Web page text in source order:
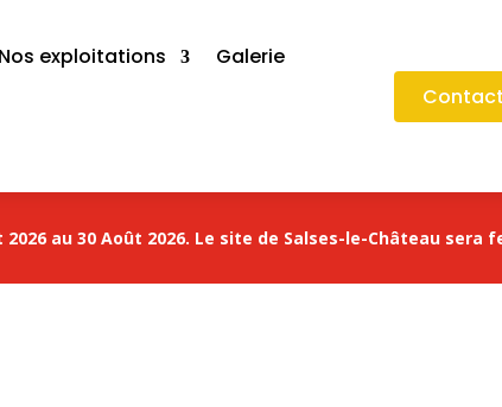
Nos exploitations Galerie
au 30 Août 2026. Le site de Salses-le-Château sera